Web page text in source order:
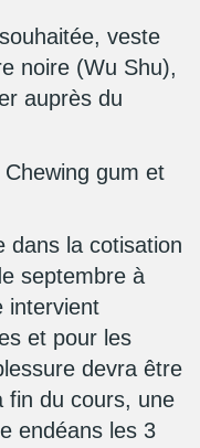
veste
noire (Wu Shu),
auprès du
gum et
dans la cotisation
septembre à
intervient
et pour les
devra être
fin du cours, une
endéans les 3